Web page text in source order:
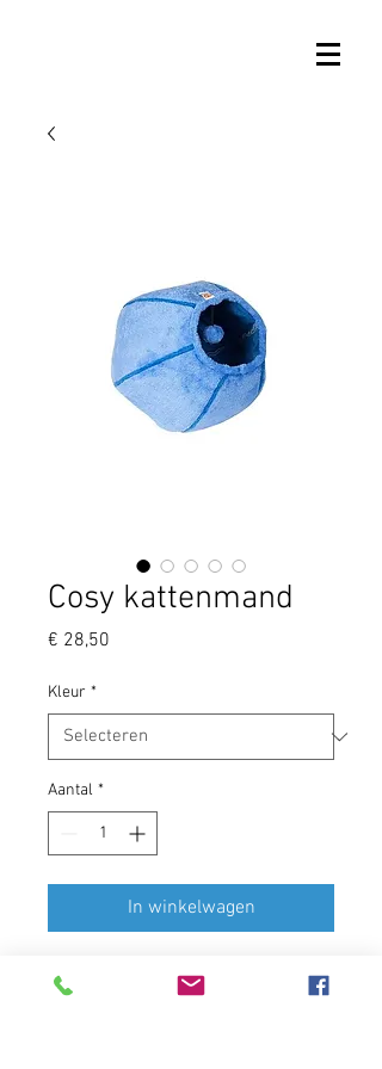
Cosy kattenmand
€ 28,50
Kleur *
Aantal *
In winkelwagen
Met deze zachte en comfortabele
kattenmand heeft je kat een leuk